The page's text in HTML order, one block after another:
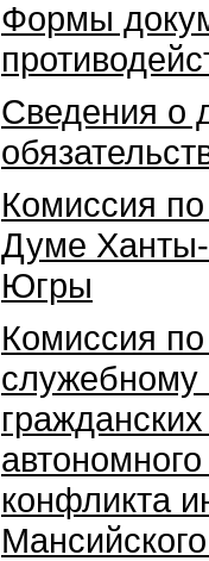
Формы
Сведения о
Комиссия
Думе Ханты-
Югры
Комиссия
служебному
конфликта